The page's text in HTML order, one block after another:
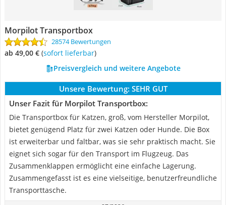
Morpilot Transportbox
28574 Bewertungen
ab 49,00 € ( Sofort lieferbar)
Preisvergleich und weitere Angebote
Unsere Bewertung: SEHR GUT
Unser Fazit für Morpilot Transportbox:
Die Transportbox für Katzen, groß, vom Hersteller Morpilot,
bietet genügend Platz für zwei Katzen oder Hunde. Die Box
ist erweiterbar und faltbar, was sie sehr praktisch macht. Sie
eignet sich sogar für den Transport im Flugzeug. Das
Zusammenklappen ermöglicht eine einfache Lagerung.
Zusammengefasst ist es eine vielseitige, benutzerfreundliche
Transporttasche.